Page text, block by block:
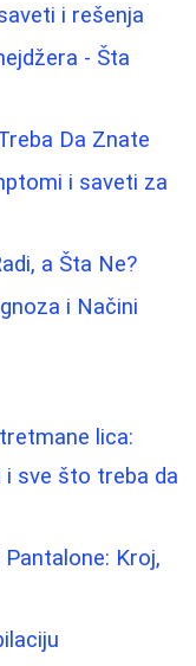
i rešenja
- Šta
Da Znate
i saveti za
a Šta Ne?
i Načini
lica:
i sve što treba da
Kroj,